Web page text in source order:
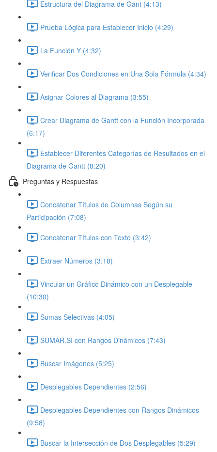
Estructura del Diagrama de Gant (4:13)
Prueba Lógica para Establecer Inicio (4:29)
La Función Y (4:32)
Verificar Dos Condiciones en Una Sola Fórmula (4:34)
Asignar Colores al Diagrama (3:55)
Crear Diagrama de Gantt con la Función Incorporada
(6:17)
Establecer Diferentes Categorías de Resultados en el
Diagrama de Gantt (8:20)
Preguntas y Respuestas
Concatenar Títulos de Columnas Según su
Participación (7:08)
Concatenar Títulos con Texto (3:42)
Extraer Números (3:18)
Vincular un Gráfico Dinámico con un Desplegable
(10:30)
Sumas Selectivas (4:05)
SUMAR.SI con Rangos Dinámicos (7:43)
Buscar Imágenes (5:25)
Desplegables Dependientes (2:56)
Desplegables Dependientes con Rangos Dinámicos
(9:58)
Buscar la Intersección de Dos Desplegables (5:29)